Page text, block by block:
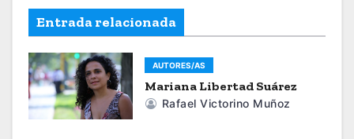
v
e
g
a
Entrada relacionada
AUTORES/AS
Mariana Libertad Suárez
Rafael Victorino Muñoz